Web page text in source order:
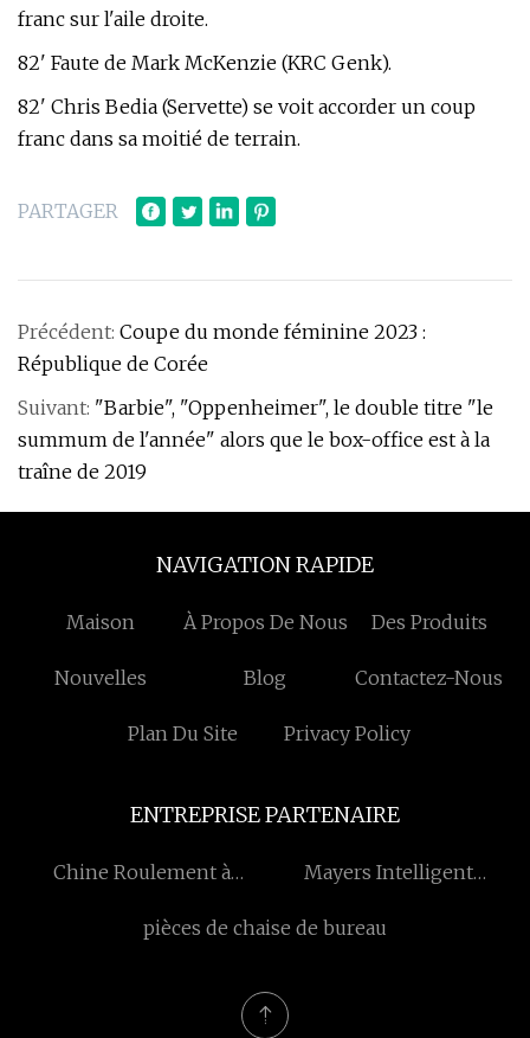
franc sur l'aile droite.
82' Faute de Mark McKenzie (KRC Genk).
82' Chris Bedia (Servette) se voit accorder un coup
franc dans sa moitié de terrain.
PARTAGER
Précédent: Coupe du monde féminine 2023 :
République de Corée
Suivant: "Barbie", "Oppenheimer", le double titre "le
summum de l'année" alors que le box-office est à la
traîne de 2019
NAVIGATION RAPIDE
Maison À Propos De Nous Des Produits
Nouvelles Blog Contactez-Nous
Plan Du Site Privacy Policy
ENTREPRISE PARTENAIRE
Chine Roulement à
fournisseurs et fabricants
d'orientation et usine -
Mayers Intelligent
pièces de chaise de bureau